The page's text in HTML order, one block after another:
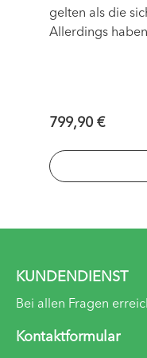
gelten als die
Allerdings
unserer Kinder.
Regulärer Preis:
799,90 €
KUNDENDIENST
Bei allen Fragen
Kontaktformular